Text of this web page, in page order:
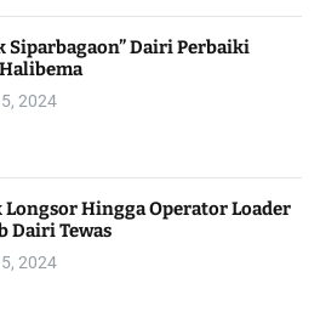
Siparbagaon” Dairi Perbaiki
2024
Longsor Hingga Operator Loader
Dairi Tewas
2024